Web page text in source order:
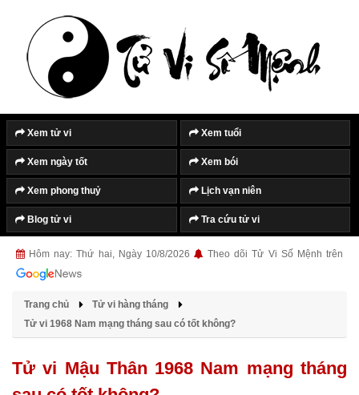
Xem tử vi Xem tuổi
Xem ngày tốt Xem bói
Xem phong thuỷ Lịch vạn niên
Blog tử vi Tra cứu tử vi
Hôm nay: Thứ hai, Ngày 10/8/2026 Theo dõi Tử Vi Số Mệnh trên
Trang chủ
Tử vi hàng tháng
Tử vi 1968 Nam mạng tháng sau có tốt không?
Tử vi Mậu Thân 1968 Nam mạng tháng